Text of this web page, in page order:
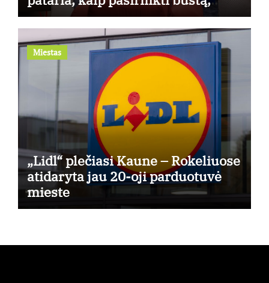
kuris generuos grąžą
Miestas
„Lidl“ plečiasi Kaune – Rokeliuose
atidaryta jau 20-oji parduotuvė
mieste